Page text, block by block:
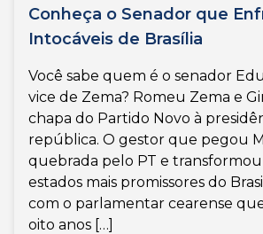
Conheça o Senador que
Intocáveis de Brasília
Você sabe quem é o senador
vice de Zema? Romeu Zema e
chapa do Partido Novo à
república. O gestor que pegou
quebrada pelo PT e
estados mais promissores do
com o parlamentar cearense
oito anos […]